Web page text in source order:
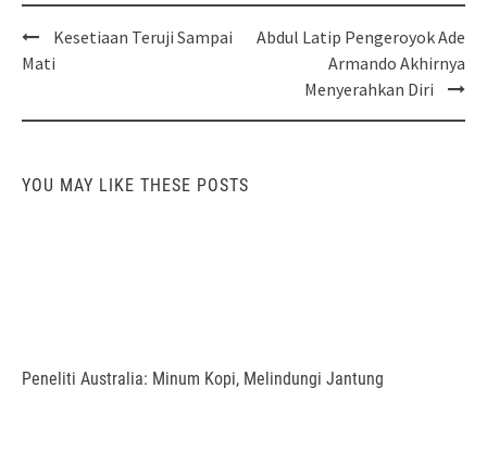
Post
navigation
Kesetiaan Teruji Sampai
Mati
Abdul Latip Pengeroyok Ade
Armando Akhirnya
Menyerahkan Diri
YOU MAY LIKE THESE POSTS
Peneliti Australia: Minum Kopi, Melindungi Jantung